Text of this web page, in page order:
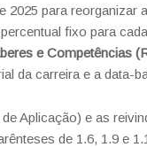
para reorganizar
fixo para
e Competências
da carreira e a data-
Aplicação) e as
de 1.6, 1.9 e